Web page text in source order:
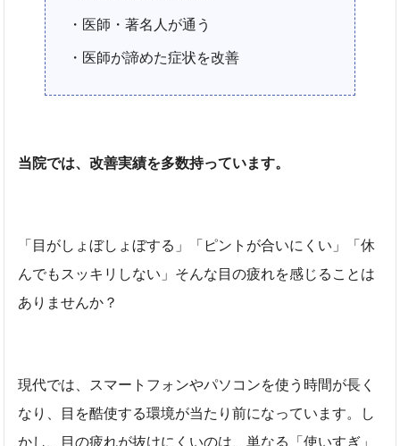
・医師・著名人が通う
・医師が諦めた症状を改善
当院では、改善実績を多数持っています。
「目がしょぼしょぼする」「ピントが合いにくい」「休
んでもスッキリしない」そんな目の疲れを感じることは
ありませんか？
現代では、スマートフォンやパソコンを使う時間が長く
なり、目を酷使する環境が当たり前になっています。し
かし、目の疲れが抜けにくいのは、単なる「使いすぎ」